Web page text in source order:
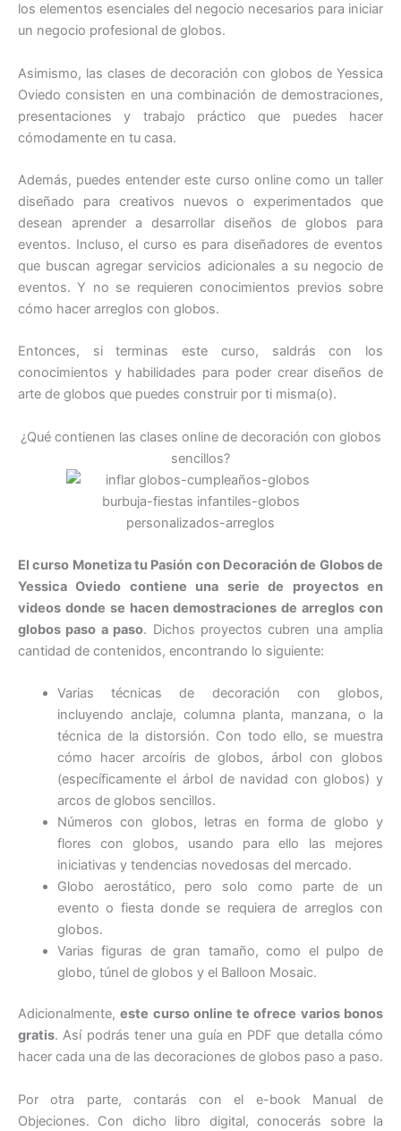
los elementos esenciales del negocio necesarios para iniciar
un negocio profesional de globos.
Asimismo, las clases de decoración con globos de Yessica
Oviedo consisten en una combinación de demostraciones,
presentaciones y trabajo práctico que puedes hacer
cómodamente en tu casa.
Además, puedes entender este curso online como un taller
diseñado para creativos nuevos o experimentados que
desean aprender a desarrollar diseños de globos para
eventos. Incluso, el curso es para diseñadores de eventos
que buscan agregar servicios adicionales a su negocio de
eventos. Y no se requieren conocimientos previos sobre
cómo hacer arreglos con globos.
Entonces, si terminas este curso, saldrás con los
conocimientos y habilidades para poder crear diseños de
arte de globos que puedes construir por ti misma(o).
¿Qué contienen las clases online de decoración con globos
sencillos?
El curso Monetiza tu Pasión con Decoración de Globos de
Yessica Oviedo contiene una serie de proyectos en
videos donde se hacen demostraciones de arreglos con
globos paso a paso. Dichos proyectos cubren una amplia
cantidad de contenidos, encontrando lo siguiente:
Varias técnicas de decoración con globos,
incluyendo anclaje, columna planta, manzana, o la
técnica de la distorsión. Con todo ello, se muestra
cómo hacer arcoíris de globos, árbol con globos
(específicamente el árbol de navidad con globos) y
arcos de globos sencillos.
Números con globos, letras en forma de globo y
flores con globos, usando para ello las mejores
iniciativas y tendencias novedosas del mercado.
Globo aerostático, pero solo como parte de un
evento o fiesta donde se requiera de arreglos con
globos.
Varias figuras de gran tamaño, como el pulpo de
globo, túnel de globos y el Balloon Mosaic.
Adicionalmente,este curso online te ofrece varios bonos
gratis. Así podrás tener una guía en PDF que detalla cómo
hacer cada una de las decoraciones de globos paso a paso.
Por otra parte, contarás con el e-book Manual de
Objeciones. Con dicho libro digital, conocerás sobre la